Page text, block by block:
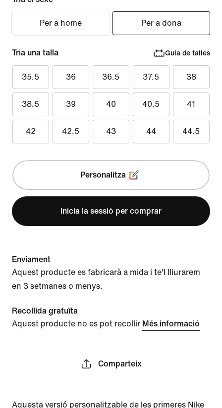
Per a home Per a dona
Tria una talla Guia de talles
35.5 36 36.5 37.5 38
38.5 39 40 40.5 41
42 42.5 43 44 44.5
Personalitza
Inicia la sessió per comprar
Enviament
Aquest producte es fabricarà a mida i te'l lliurarem
en 3 setmanes o menys.
Recollida gratuïta
Aquest producte no es pot recollir Més informació
Comparteix
Aquesta versió personalitzable de les primeres Nike